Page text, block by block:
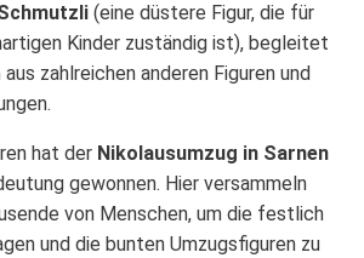
(eine düstere Figur, die für
Kinder zuständig ist), begleitet
zahlreichen anderen Figuren und
hat der Nikolausumzug in Sarnen
gewonnen. Hier versammeln
von Menschen, um die festlich
und die bunten Umzugsfiguren zu